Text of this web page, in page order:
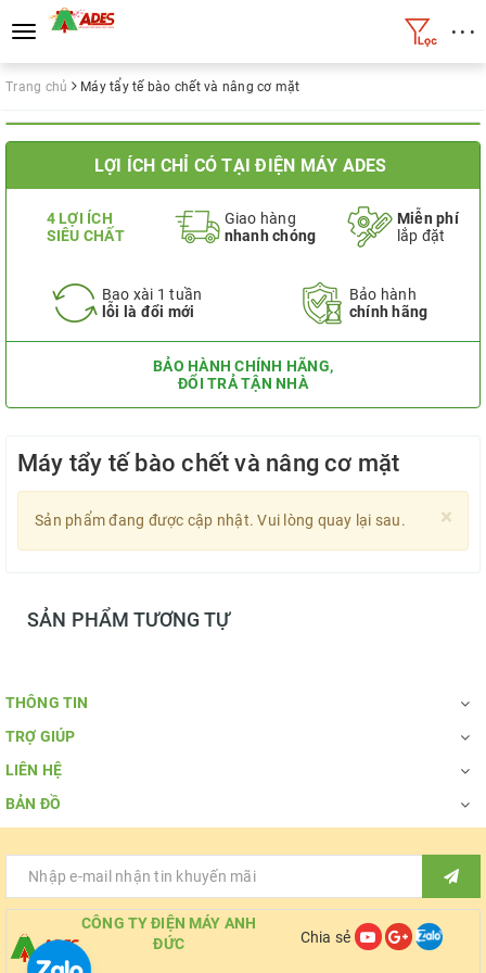
Toggle
navigation
• • •
Trang chủ Máy tẩy tế bào chết và nâng cơ mặt
LỢI ÍCH CHỈ CÓ TẠI ĐIỆN MÁY ADES
4 LỢI ÍCH
SIÊU CHẤT
Giao hàng
nhanh chóng
Miễn phí
lắp đặt
Bao xài 1 tuần
lỗi là đổi mới
Bảo hành
chính hãng
BẢO HÀNH CHÍNH HÃNG,
ĐỔI TRẢ TẬN NHÀ
Máy tẩy tế bào chết và nâng cơ mặt
×
Sản phẩm đang được cập nhật. Vui lòng quay lại sau.
SẢN PHẨM TƯƠNG TỰ
THÔNG TIN
TRỢ GIÚP
LIÊN HỆ
BẢN ĐỒ
CÔNG TY ĐIỆN MÁY ANH
ĐỨC
Chia sẻ